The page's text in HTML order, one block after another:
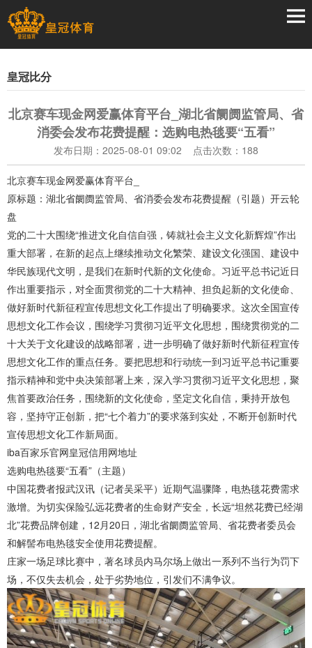
皇冠比分
北京赛车现金网爱赢体育平台_湖北省阛阓监管局、省
消委会发布花费提醒：选购电热毯要“五看”
发布日期：2025-08-01 09:02 点击次数：188
北京赛车现金网爱赢体育平台_
原标题：湖北省阛阓监管局、省消委会发布花费提醒（引题）开云轮
盘
党的二十大围绕“推进文化自信自强，铸就社会主义文化新辉煌”作出
重大部署，在新的起点上继续推动文化繁荣、建设文化强国、建设中
华民族现代文明，是我们在新时代新的文化使命。习近平总书记近日
作出重要指示，对全面贯彻党的二十大精神、担负起新的文化使命、
做好新时代新征程宣传思想文化工作提出了明确要求。这次全国宣传
思想文化工作会议，围绕学习贯彻习近平文化思想，围绕贯彻党的二
十大关于文化建设的战略部署，进一步明确了做好新时代新征程宣传
思想文化工作的重点任务。要把思想和行动统一到习近平总书记重要
指示精神和党中央决策部署上来，深入学习贯彻习近平文化思想，聚
焦首要政治任务，围绕新的文化使命，坚定文化自信，秉持开放包
容，坚持守正创新，把“七个着力”的要求落到实处，不断开创新时代
宣传思想文化工作新局面。
iba百家乐官网皇冠信用网地址
选购电热毯要“五看”（主题）
中国花费者报武汉讯（记者吴采平）近期气温骤降，电热毯花费需求
激增。为切实保险弘远花费者的生命财产安全，长远“坦然花费已经湖
北”花费品牌创建，12月20日，湖北省阛阓监管局、省花费者委员会
和解髻布电热毯安全使用花费提醒。
庄家一场足球比赛中，著名球员内马尔场上做出一系列不当行为罚下
场，不仅失去机会，处于劣势地位，引发们不满争议。